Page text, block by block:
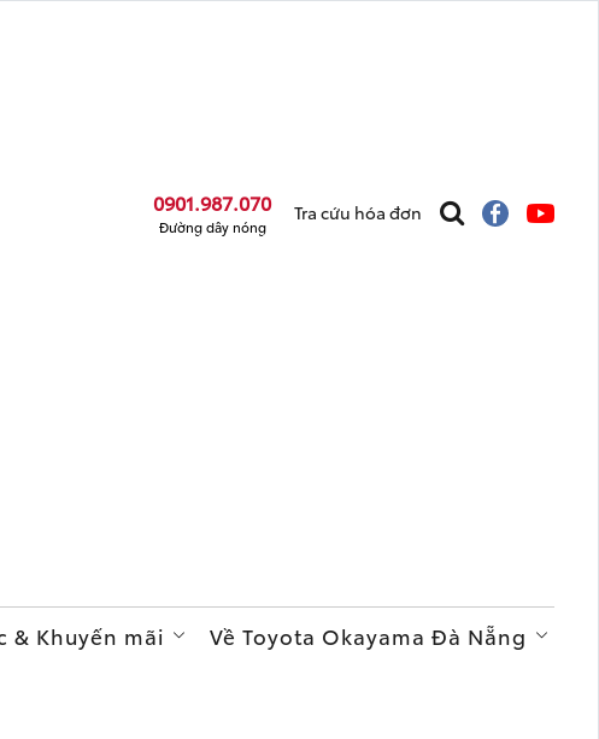
0901.987.070
Đường dây nóng
Tra cứu hóa đơn
& Khuyến mãi Về Toyota Okayama Đà Nẵng